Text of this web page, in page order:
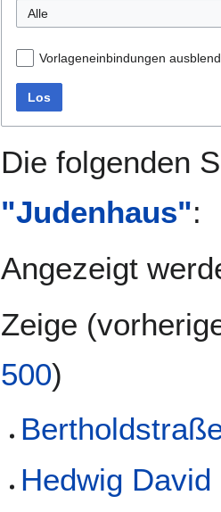
Alle
Vorlageneinbindungen
Los
Die folgenden
"Judenhaus":
Angezeigt
Zeige (
500)
Hedwig David